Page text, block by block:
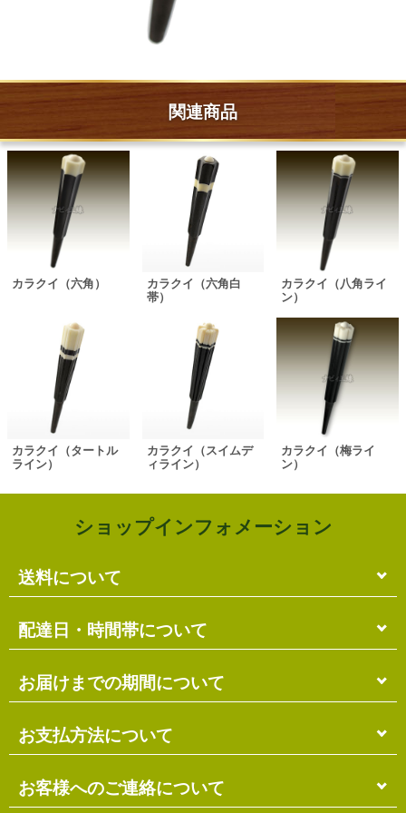
関連商品
カラクイ（六角）
カラクイ（六角白
帯）
カラクイ（八角ライ
ン）
カラクイ（タートル
ライン）
カラクイ（スイムデ
ィライン）
カラクイ（梅ライ
ン）
ショップインフォメーション
送料について
単品のみの場合
各商品に記載の送料となります。
複数商品の場合
ます。
送料には梱包料も含まれています。
※ショッピングカートの仕組み上、送料が正しく計算
されない場合があります。
配達日・時間帯について
配達日・配達時間帯のご指定は出来ません。
お届け先に投函される「ご不在連絡票」より再配達希
望日・時間帯のご指定が可能ですので、こちらをご利
用ください。
お届けまでの期間について
在庫がある場合
ご注文確認日より3営業日以内の発送となります。
離島の場合、上記以上にお時間がかかる場合がありま
す。
お支払方法について
代金引換（＋400円）
商品配送時に配送員にお支払い下さい。
お客様へのご連絡について